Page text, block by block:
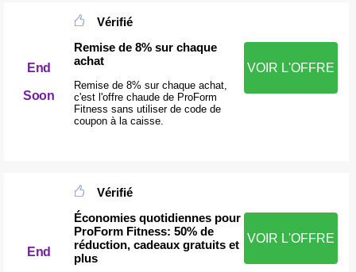
End
Soon
Vérifié
Remise de 8% sur chaque
achat
Remise de 8% sur chaque achat,
c'est l'offre chaude de ProForm
Fitness sans utiliser de code de
coupon à la caisse.
VOIR L'OFFRE
End
Vérifié
Économies quotidiennes pour
ProForm Fitness: 50% de
réduction, cadeaux gratuits et
plus
VOIR L'OFFRE